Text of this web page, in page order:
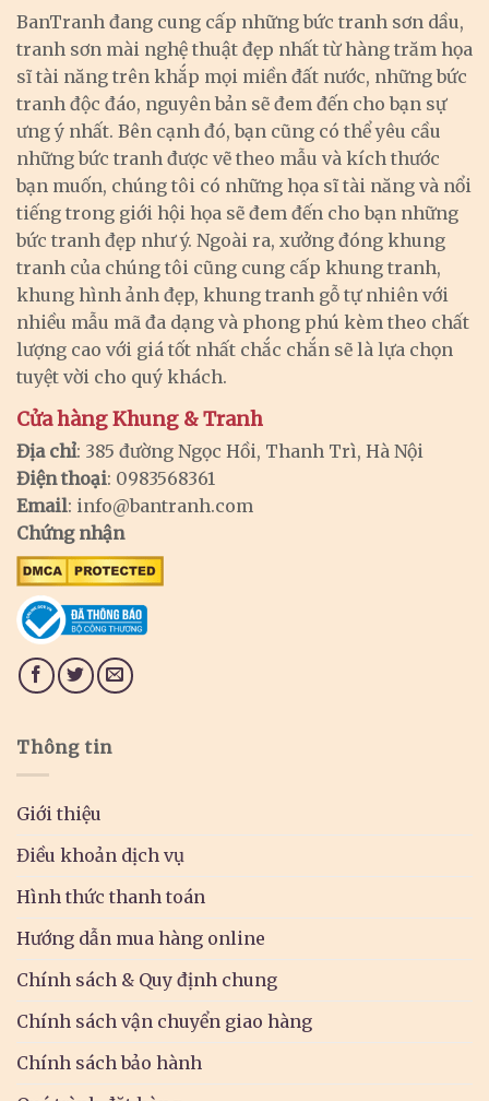
BanTranh đang cung cấp những bức tranh sơn dầu,
tranh sơn mài nghệ thuật đẹp nhất từ hàng trăm họa
sĩ tài năng trên khắp mọi miền đất nước, những bức
tranh độc đáo, nguyên bản sẽ đem đến cho bạn sự
ưng ý nhất. Bên cạnh đó, bạn cũng có thể yêu cầu
những bức tranh được vẽ theo mẫu và kích thước
bạn muốn, chúng tôi có những họa sĩ tài năng và nổi
tiếng trong giới hội họa sẽ đem đến cho bạn những
bức tranh đẹp như ý. Ngoài ra, xưởng đóng khung
tranh của chúng tôi cũng cung cấp khung tranh,
khung hình ảnh đẹp, khung tranh gỗ tự nhiên với
nhiều mẫu mã đa dạng và phong phú kèm theo chất
lượng cao với giá tốt nhất chắc chắn sẽ là lựa chọn
tuyệt vời cho quý khách.
Cửa hàng Khung & Tranh
Địa chỉ: 385 đường Ngọc Hồi, Thanh Trì, Hà Nội
Điện thoại: 0983568361
Email: info@bantranh.com
Chứng nhận
Thông tin
Giới thiệu
Điều khoản dịch vụ
Hình thức thanh toán
Hướng dẫn mua hàng online
Chính sách & Quy định chung
Chính sách vận chuyển giao hàng
Chính sách bảo hành